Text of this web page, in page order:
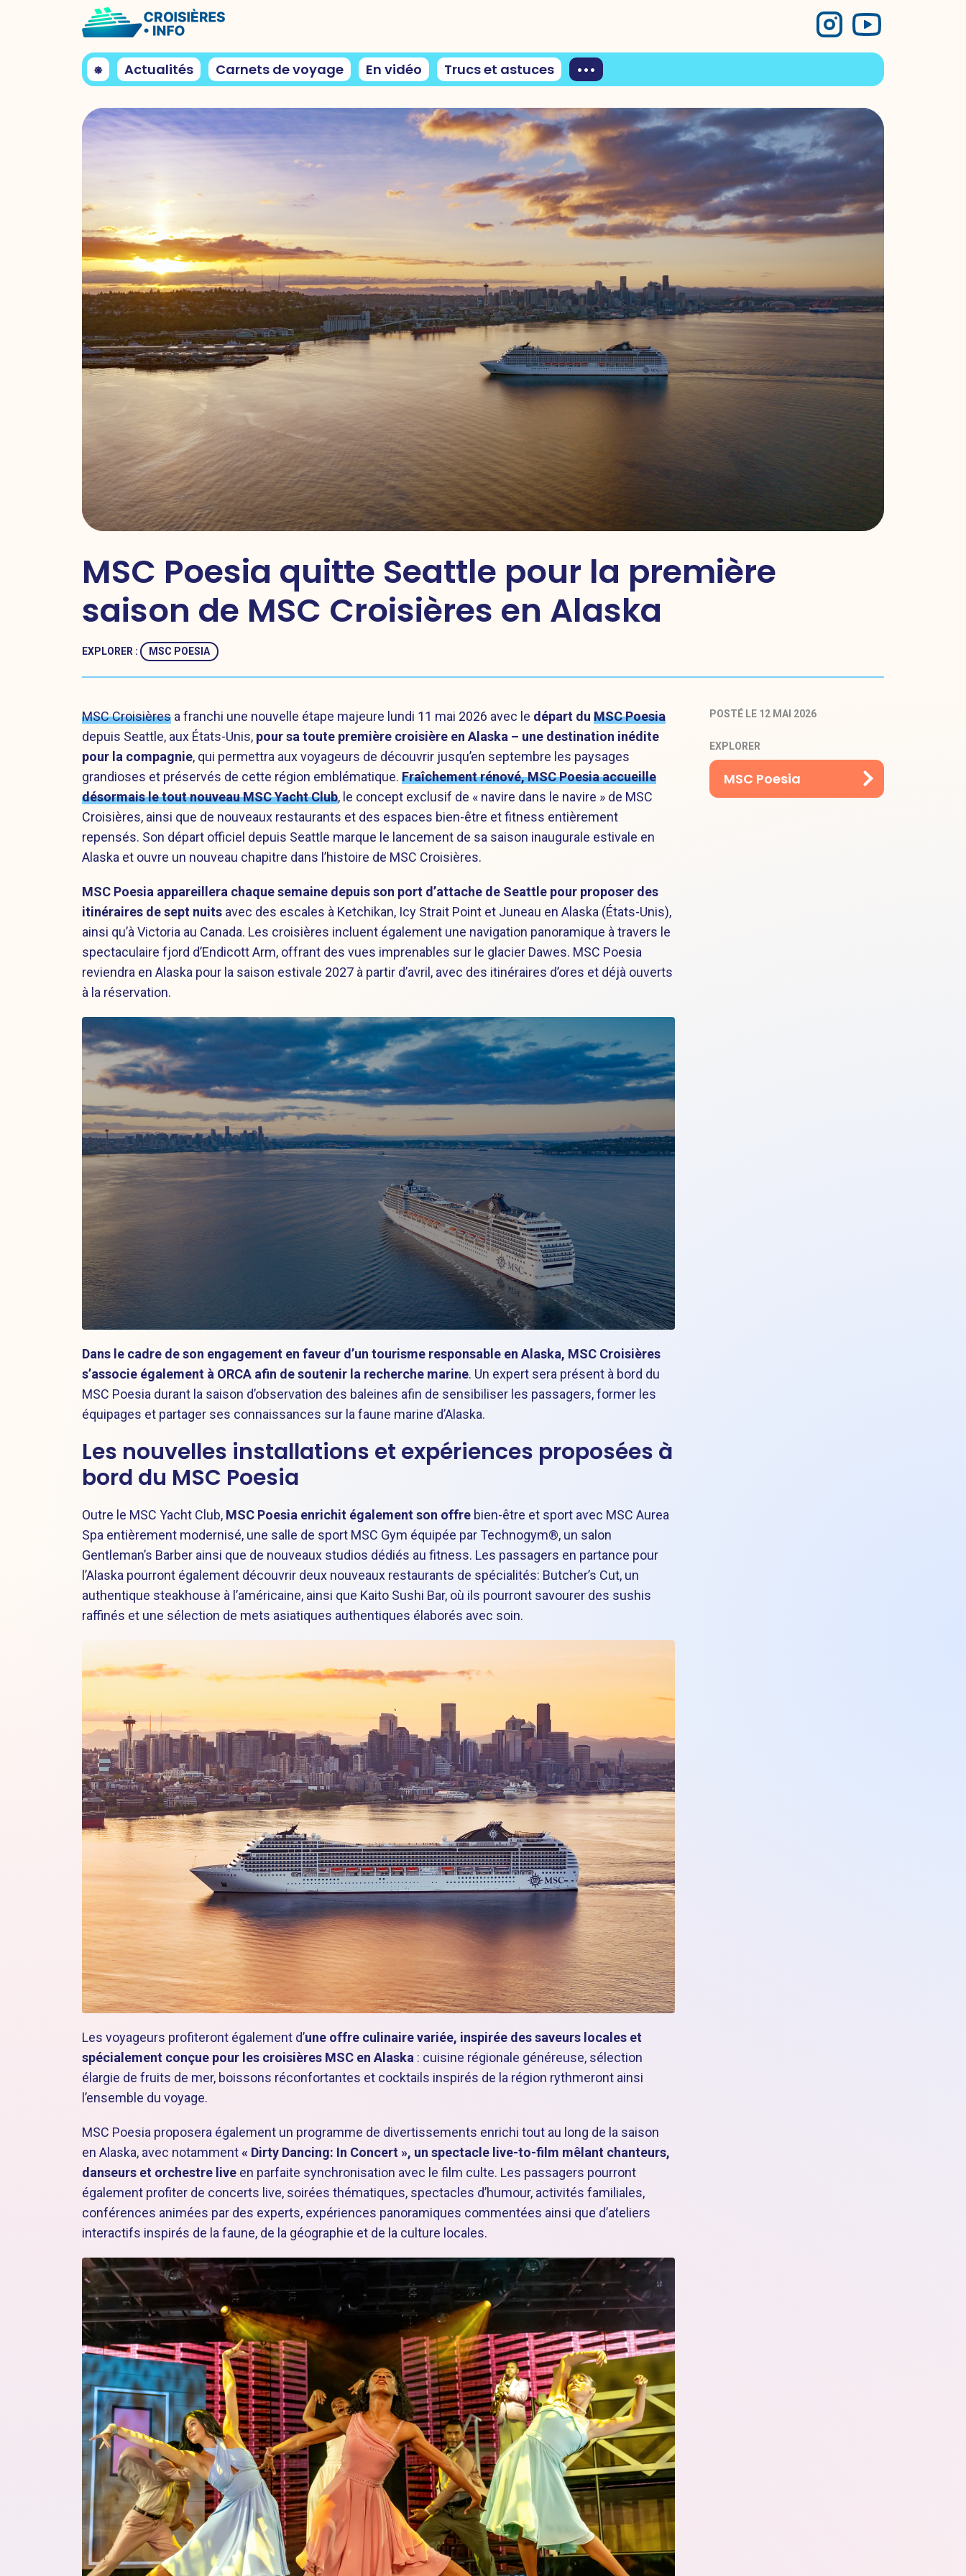
⎈ Actualités Carnets de voyage En vidéo Trucs et astuces •••
MSC Poesia quitte Seattle pour la première
saison de MSC Croisières en Alaska
EXPLORER : MSC POESIA
MSC Croisières a franchi une nouvelle étape majeure lundi 11 mai 2026 avec le départ du MSC Poesia
depuis Seattle, aux États-Unis, pour sa toute première croisière en Alaska – une destination inédite
pour la compagnie, qui permettra aux voyageurs de découvrir jusqu’en septembre les paysages
grandioses et préservés de cette région emblématique. Fraîchement rénové, MSC Poesia accueille
désormais le tout nouveau MSC Yacht Club, le concept exclusif de « navire dans le navire » de MSC
Croisières, ainsi que de nouveaux restaurants et des espaces bien-être et fitness entièrement
repensés. Son départ officiel depuis Seattle marque le lancement de sa saison inaugurale estivale en
Alaska et ouvre un nouveau chapitre dans l’histoire de MSC Croisières.
MSC Poesia appareillera chaque semaine depuis son port d’attache de Seattle pour proposer des
itinéraires de sept nuits avec des escales à Ketchikan, Icy Strait Point et Juneau en Alaska (États-Unis),
ainsi qu’à Victoria au Canada. Les croisières incluent également une navigation panoramique à travers le
spectaculaire fjord d’Endicott Arm, offrant des vues imprenables sur le glacier Dawes. MSC Poesia
reviendra en Alaska pour la saison estivale 2027 à partir d’avril, avec des itinéraires d’ores et déjà ouverts
à la réservation.
Dans le cadre de son engagement en faveur d’un tourisme responsable en Alaska, MSC Croisières
s’associe également à ORCA afin de soutenir la recherche marine. Un expert sera présent à bord du
MSC Poesia durant la saison d’observation des baleines afin de sensibiliser les passagers, former les
équipages et partager ses connaissances sur la faune marine d’Alaska.
Les nouvelles installations et expériences proposées à
bord du MSC Poesia
Outre le MSC Yacht Club, MSC Poesia enrichit également son offre bien-être et sport avec MSC Aurea
Spa entièrement modernisé, une salle de sport MSC Gym équipée par Technogym®, un salon
Gentleman’s Barber ainsi que de nouveaux studios dédiés au fitness. Les passagers en partance pour
l’Alaska pourront également découvrir deux nouveaux restaurants de spécialités: Butcher’s Cut, un
authentique steakhouse à l’américaine, ainsi que Kaito Sushi Bar, où ils pourront savourer des sushis
raffinés et une sélection de mets asiatiques authentiques élaborés avec soin.
Les voyageurs profiteront également d’une offre culinaire variée, inspirée des saveurs locales et
spécialement conçue pour les croisières MSC en Alaska : cuisine régionale généreuse, sélection
élargie de fruits de mer, boissons réconfortantes et cocktails inspirés de la région rythmeront ainsi
l’ensemble du voyage.
MSC Poesia proposera également un programme de divertissements enrichi tout au long de la saison
en Alaska, avec notamment« Dirty Dancing: In Concert », un spectacle live-to-film mêlant chanteurs,
danseurs et orchestre live en parfaite synchronisation avec le film culte. Les passagers pourront
également profiter de concerts live, soirées thématiques, spectacles d’humour, activités familiales,
conférences animées par des experts, expériences panoramiques commentées ainsi que d’ateliers
interactifs inspirés de la faune, de la géographie et de la culture locales.
POSTÉ LE 12 MAI 2026
EXPLORER
MSC Poesia